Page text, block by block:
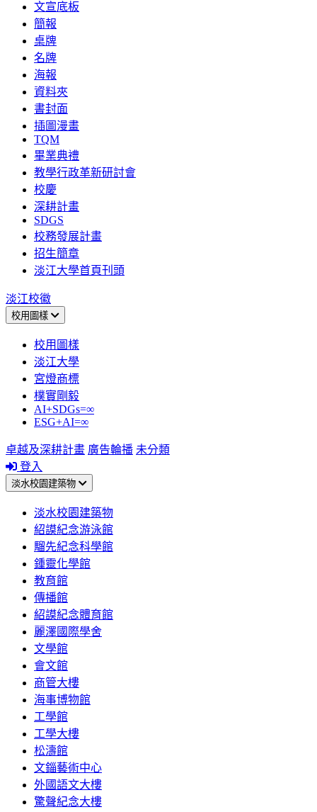
文宣底板
簡報
桌牌
名牌
海報
資料夾
書封面
插圖漫畫
TQM
畢業典禮
教學行政革新研討會
校慶
深耕計畫
SDGS
校務發展計畫
招生簡章
淡江大學首頁刊頭
淡江校徽
校用圖樣
校用圖樣
淡江大學
宮燈商標
樸實剛毅
AI+SDGs=∞
ESG+AI=∞
卓越及深耕計畫 廣告輪播 未分類
登入
淡水校園建築物
淡水校園建築物
紹謨紀念游泳館
騮先紀念科學館
鍾靈化學館
教育館
傳播館
紹謨紀念體育館
麗澤國際學舍
文學館
會文館
商管大樓
海事博物館
工學館
工學大樓
松濤館
文錙藝術中心
外國語文大樓
驚聲紀念大樓